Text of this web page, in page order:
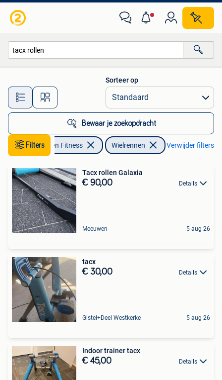
Alle afstanden…
Sorteer op
Bewaar je zoekopdracht
Filters
Sport en Fitness Wielrennen Verwijder filters
Tacx rollen Galaxia
€ 90,00 Details
Meeuwen 5 aug 26
tacx
€ 30,00 Details
Gistel+Deel Westkerke 5 aug 26
Indoor trainer tacx
€ 45,00 Details